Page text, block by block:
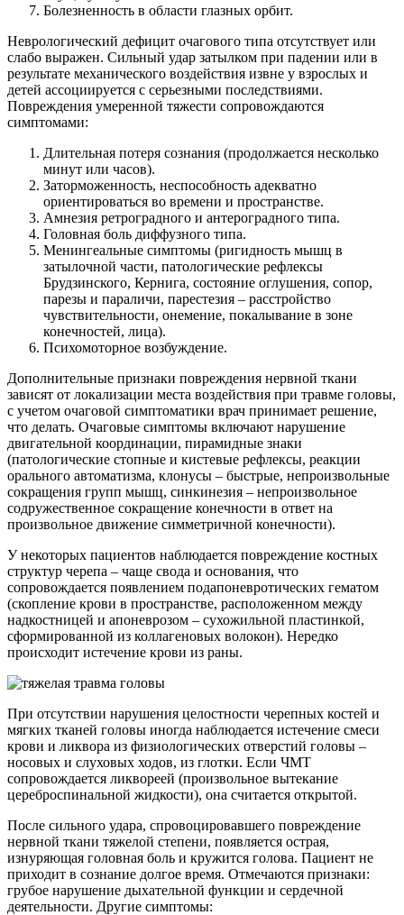
Болезненность в области глазных орбит.
Неврологический дефицит очагового типа отсутствует или
слабо выражен. Сильный удар затылком при падении или в
результате механического воздействия извне у взрослых и
детей ассоциируется с серьезными последствиями.
Повреждения умеренной тяжести сопровождаются
симптомами:
Длительная потеря сознания (продолжается несколько
минут или часов).
Заторможенность, неспособность адекватно
ориентироваться во времени и пространстве.
Амнезия ретроградного и антероградного типа.
Головная боль диффузного типа.
Менингеальные симптомы (ригидность мышц в
затылочной части, патологические рефлексы
Брудзинского, Кернига, состояние оглушения, сопор,
парезы и параличи, парестезия – расстройство
чувствительности, онемение, покалывание в зоне
конечностей, лица).
Психомоторное возбуждение.
Дополнительные признаки повреждения нервной ткани
зависят от локализации места воздействия при травме головы,
с учетом очаговой симптоматики врач принимает решение,
что делать. Очаговые симптомы включают нарушение
двигательной координации, пирамидные знаки
(патологические стопные и кистевые рефлексы, реакции
орального автоматизма, клонусы – быстрые, непроизвольные
сокращения групп мышц, синкинезия – непроизвольное
содружественное сокращение конечности в ответ на
произвольное движение симметричной конечности).
У некоторых пациентов наблюдается повреждение костных
структур черепа – чаще свода и основания, что
сопровождается появлением подапоневротических гематом
(скопление крови в пространстве, расположенном между
надкостницей и апоневрозом – сухожильной пластинкой,
сформированной из коллагеновых волокон). Нередко
происходит истечение крови из раны.
При отсутствии нарушения целостности черепных костей и
мягких тканей головы иногда наблюдается истечение смеси
крови и ликвора из физиологических отверстий головы –
носовых и слуховых ходов, из глотки. Если ЧМТ
сопровождается ликвореей (произвольное вытекание
цереброспинальной жидкости), она считается открытой.
После сильного удара, спровоцировавшего повреждение
нервной ткани тяжелой степени, появляется острая,
изнуряющая головная боль и кружится голова. Пациент не
приходит в сознание долгое время. Отмечаются признаки:
грубое нарушение дыхательной функции и сердечной
деятельности. Другие симптомы: